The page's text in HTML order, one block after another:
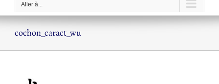
Aller à...
cochon_caract_wu